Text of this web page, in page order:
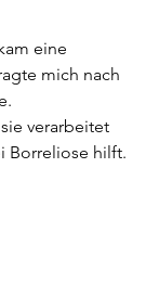
eine
mich nach
verarbeitet
Borreliose hilft.